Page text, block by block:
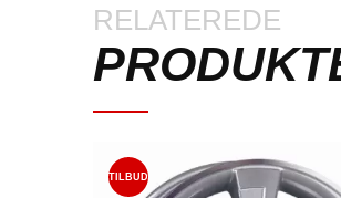
RELATEREDE
TILBUD